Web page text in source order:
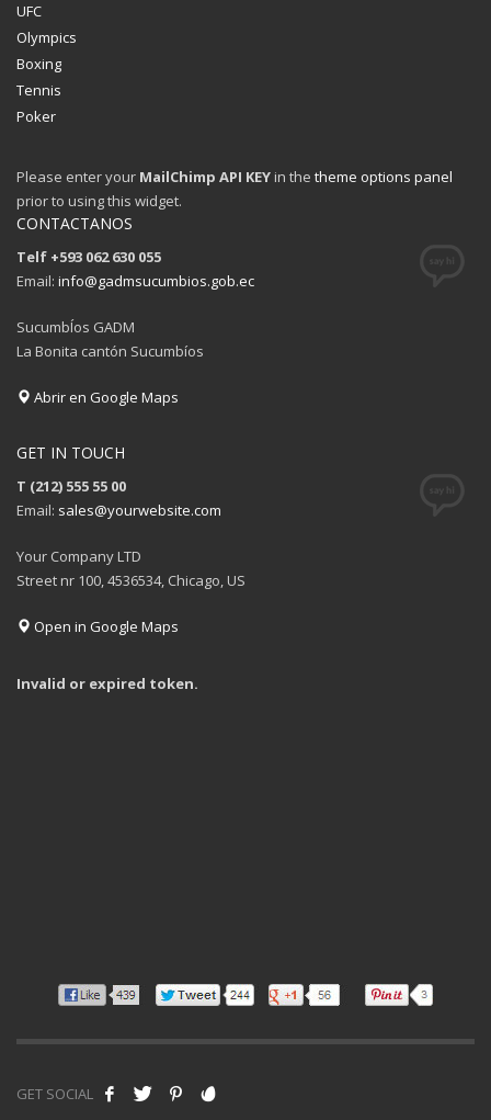
UFC
Olympics
Boxing
Tennis
Poker
Please enter your MailChimp API KEY in the theme options panel
prior to using this widget.
CONTACTANOS
Telf +593 062 630 055
Email: info@gadmsucumbios.gob.ec
SucumbÍos GADM
La Bonita cantón Sucumbíos
Abrir en Google Maps
GET IN TOUCH
T (212) 555 55 00
Email: sales@yourwebsite.com
Your Company LTD
Street nr 100, 4536534, Chicago, US
Open in Google Maps
Invalid or expired token.
GET SOCIAL